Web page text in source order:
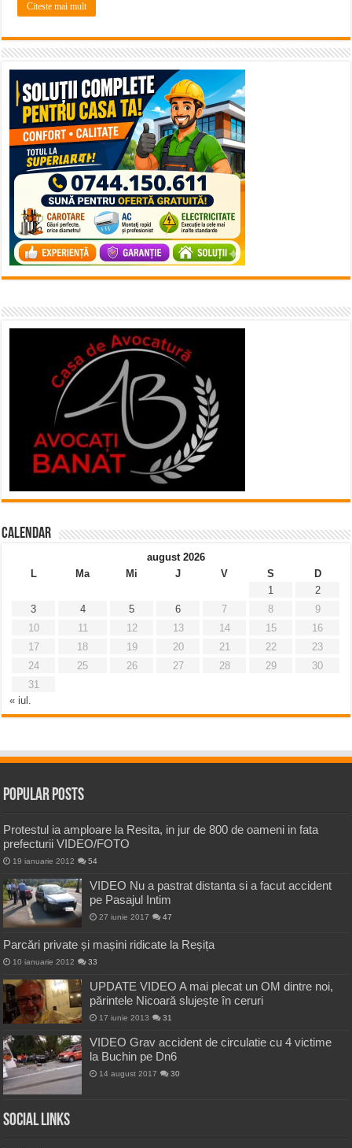
Citeste mai mult
Calendar
august 2026
L
Ma Mi J V S
D
1
2
3
4 5 6 7 8
9
10
11 12 13 14 15
16
17
18 19 20 21 22
23
24
25 26 27 28 29
30
31
« iul.
Popular Posts
Protestul ia amploare la Resita, in jur de 800 de oameni in fata
prefecturii VIDEO/FOTO
19 ianuarie 2012 54
VIDEO Nu a pastrat distanta si a facut accident
pe Pasajul Intim
27 iunie 2017 47
Parcări private și mașini ridicate la Reșița
10 ianuarie 2012 33
UPDATE VIDEO A mai plecat un OM dintre noi,
părintele Nicoară slujește în ceruri
17 iunie 2013 31
VIDEO Grav accident de circulatie cu 4 victime
la Buchin pe Dn6
14 august 2017 30
Social Links